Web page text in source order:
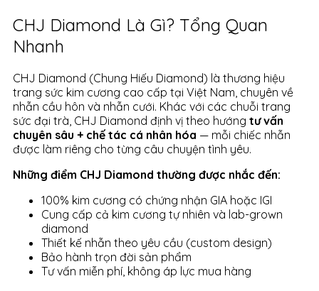
CHJ Diamond Là Gì? Tổng Quan
Nhanh
CHJ Diamond (Chung Hiếu Diamond) là thương hiệu
trang sức kim cương cao cấp tại Việt Nam, chuyên về
nhẫn cầu hôn và nhẫn cưới. Khác với các chuỗi trang
sức đại trà, CHJ Diamond định vị theo hướng tư vấn
chuyên sâu + chế tác cá nhân hóa — mỗi chiếc nhẫn
được làm riêng cho từng câu chuyện tình yêu.
Những điểm CHJ Diamond thường được nhắc đến:
100% kim cương có chứng nhận GIA hoặc IGI
Cung cấp cả kim cương tự nhiên và lab-grown
diamond
Thiết kế nhẫn theo yêu cầu (custom design)
Bảo hành trọn đời sản phẩm
Tư vấn miễn phí, không áp lực mua hàng